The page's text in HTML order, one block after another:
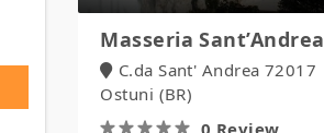
Masseria Sant’Andrea
C.da Sant' Andrea 72017
Ostuni (BR)
0 Review